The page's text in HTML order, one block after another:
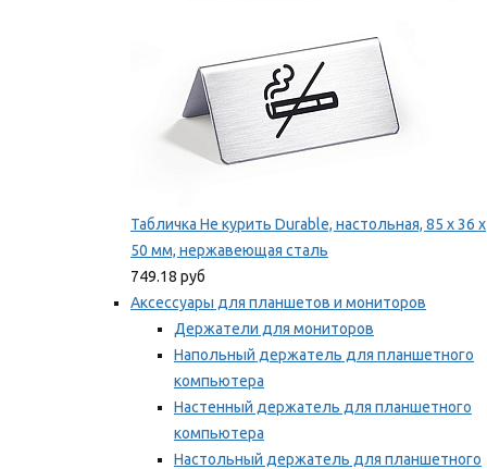
Табличка Не курить Durable, настольная, 85 x 36 x
50 мм, нержавеющая сталь
749.18 руб
Аксессуары для планшетов и мониторов
Держатели для мониторов
Напольный держатель для планшетного
компьютера
Настенный держатель для планшетного
компьютера
Настольный держатель для планшетного